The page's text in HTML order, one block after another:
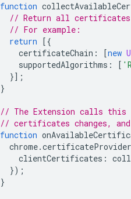
function
// Return all certificates
// For example:
return
[{
certificateChain : [new
supportedAlgorithms : [
}];
}
// The Extension calls
// certificates changes,
function
chrome.certificateProvider
clientCertificates :
});
}